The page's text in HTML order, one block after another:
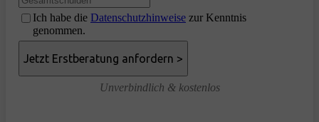
Ich habe die Datenschutzhinweise zur Kenntnis
genommen.
Unverbindlich & kostenlos